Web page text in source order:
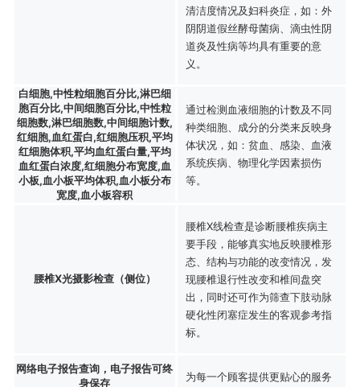
清洁度情况及妇科炎症，如：外
阴阴道假丝酵母菌病、滴虫性阴
道炎及性病等均具有重要的意
义。
白细胞,中性粒细胞百分比,淋巴细
胞百分比,中间细胞百分比,中性粒
细胞数,淋巴细胞数,中间细胞计数,
红细胞,血红蛋白,红细胞压积,平均
红细胞体积,平均血红蛋白量,平均
血红蛋白浓度,红细胞分布宽度,血
小板,血小板平均体积,血小板分布
宽度,血小板容积
通过检测血液细胞的计数及不同
种类细胞、成分的分类来反映身
体状况，如：贫血、感染、血液
系统疾病、物理化学因素损伤
等。
腰椎X光摄影检查（侧位）
腰椎X线检查是诊断腰椎疾病主
要手段，能够真实地反映腰椎形
态、结构与功能的改变情况，发
现腰椎退行性改变和椎间盘突
出，同时还可作为筛查下肢动脉
硬化性闭塞症发生的客观参考指
标。
网络电子报告查询，电子报告可终
身保存
为每一个顾客提供更贴心的服务